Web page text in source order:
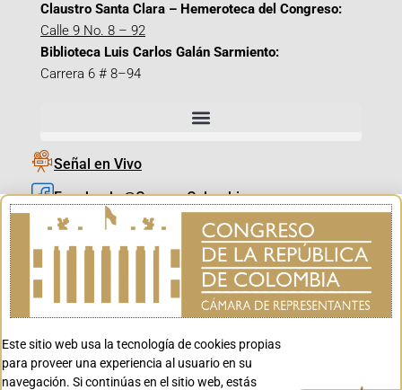
Claustro Santa Clara – Hemeroteca del Congreso:
Calle 9 No. 8 – 92
Biblioteca Luis Carlos Galán Sarmiento:
Carrera 6 # 8–94
Señal en Vivo
Facebook_@CamaraColombia
Instagram_@CamaraColombia
X_@CamaraColombia
Youtube_@CamaraColombia
Youtube_@CanalCongreso
Este sitio web usa la tecnología de cookies propias
para proveer una experiencia al usuario en su
navegación. Si continúas en el sitio web, estás